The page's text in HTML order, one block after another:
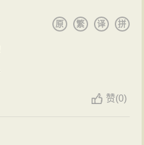
，而是受（盛纳）五辛的器
意思。”曹操也写下了自己的
赞叹道：“我的才能比不上
说：“我的婢妾和歌舞艺
，这本来是建安 文学
的共同
露行》、《蒿里行》，在汉
旧题抒写了全新的内容。曹
人，他们拟作的大量
禁夜行，曹操毫不留情，将
京师敛迹，无敢犯者”。但是
些当朝权贵，碍于其父曹嵩
至远离洛阳的顿丘（今河
《戒子植》写道：“吾昔为顿
武，呼韩邪何足效哉！”
；荀文若，功臣之最也。”
拼
译
繁
原
赞(0)